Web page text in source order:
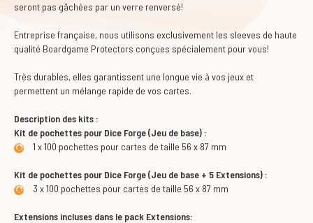
seront pas gâchées par un verre renversé!
Entreprise française, nous utilisons exclusivement les sleeves de haute
qualité Boardgame Protectors conçues spécialement pour vous!
Très durables, elles garantissent une longue vie à vos jeux et
permettent un mélange rapide de vos cartes.
Description des kits :
Kit de pochettes pour Dice Forge (Jeu de base) :
1 x 100 pochettes pour cartes de taille 56 x 87 mm
Kit de pochettes pour Dice Forge (Jeu de base + 5 Extensions) :
3 x 100 pochettes pour cartes de taille 56 x 87 mm
Extensions incluses dans le pack Extensions: